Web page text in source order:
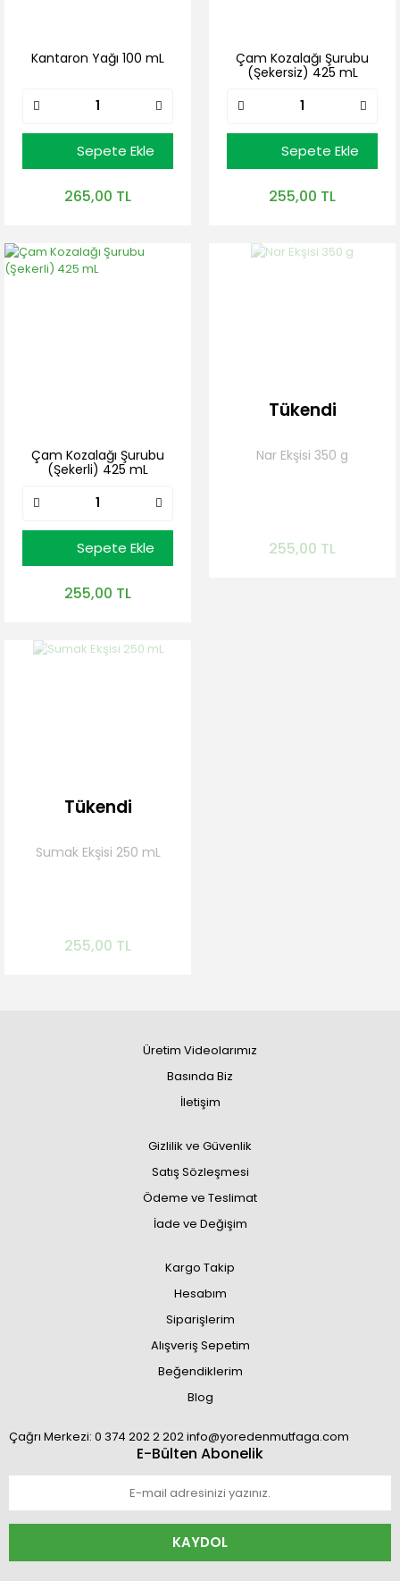
Kantaron Yağı 100 mL
Sepete Ekle
265,00 TL
Çam Kozalağı Şurubu
(Şekersiz) 425 mL
Sepete Ekle
255,00 TL
Çam Kozalağı Şurubu
(Şekerli) 425 mL
Sepete Ekle
255,00 TL
Tükendi
Nar Ekşisi 350 g
255,00 TL
Tükendi
Sumak Ekşisi 250 mL
255,00 TL
Üretim Videolarımız
Basında Biz
İletişim
Gizlilik ve Güvenlik
Satış Sözleşmesi
Ödeme ve Teslimat
İade ve Değişim
Kargo Takip
Hesabım
Siparişlerim
Alışveriş Sepetim
Beğendiklerim
Blog
Çağrı Merkezi: 0 374 202 2 202 info@yoredenmutfaga.com
E-Bülten Abonelik
KAYDOL